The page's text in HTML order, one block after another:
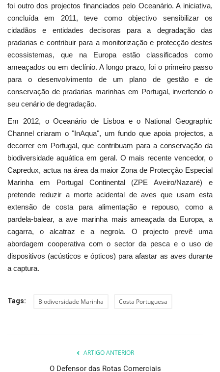
foi outro dos projectos financiados pelo Oceanário. A iniciativa,
concluída em 2011, teve como objectivo sensibilizar os
cidadãos e entidades decisoras para a degradação das
pradarias e contribuir para a monitorização e protecção destes
ecossistemas, que na Europa estão classificados como
ameaçados ou em declínio. A longo prazo, foi o primeiro passo
para o desenvolvimento de um plano de gestão e de
conservação de pradarias marinhas em Portugal, invertendo o
seu cenário de degradação.
Em 2012, o Oceanário de Lisboa e o National Geographic
Channel criaram o "InAqua", um fundo que apoia projectos, a
decorrer em Portugal, que contribuam para a conservação da
biodiversidade aquática em geral. O mais recente vencedor, o
Capredux, actua na área da maior Zona de Protecção Especial
Marinha em Portugal Continental (ZPE Aveiro/Nazaré) e
pretende reduzir a morte acidental de aves que usam esta
extensão de costa para alimentação e repouso, como a
pardela-balear, a ave marinha mais ameaçada da Europa, a
cagarra, o alcatraz e a negrola. O projecto prevê uma
abordagem cooperativa com o sector da pesca e o uso de
dispositivos (acústicos e ópticos) para afastar as aves durante
a captura.
Tags: Biodiversidade Marinha Costa Portuguesa
ARTIGO ANTERIOR
O Defensor das Rotas Comerciais